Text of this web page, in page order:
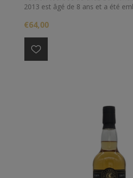
2013 est âgé de 8 ans et a été
€64,00